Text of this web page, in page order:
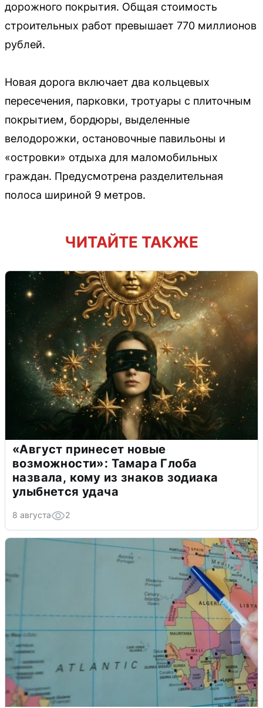
дорожного покрытия. Общая стоимость
строительных работ превышает 770 миллионов
рублей.
Новая дорога включает два кольцевых
пересечения, парковки, тротуары с плиточным
покрытием, бордюры, выделенные
велодорожки, остановочные павильоны и
«островки» отдыха для маломобильных
граждан. Предусмотрена разделительная
полоса шириной 9 метров.
ЧИТАЙТЕ ТАКЖЕ
«Август принесет новые
возможности»: Тамара Глоба
назвала, кому из знаков зодиака
улыбнется удача
8 августа 2